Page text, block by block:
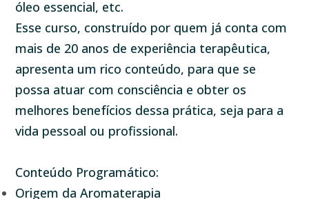
óleo essencial, etc.
Esse curso, construído por quem já conta com
mais de 20 anos de experiência terapêutica,
apresenta um rico conteúdo, para que se
possa atuar com consciência e obter os
melhores benefícios dessa prática, seja para a
vida pessoal ou profissional.
Conteúdo Programático:
Origem da Aromaterapia